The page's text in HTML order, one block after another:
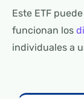
Este ETF
funcionan los
individuales a